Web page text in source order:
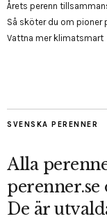
Årets perenn
Så sköter du om pioner
Vattna mer klimatsmart
SVENSKA PERENNER
Alla
perenner.se
De är